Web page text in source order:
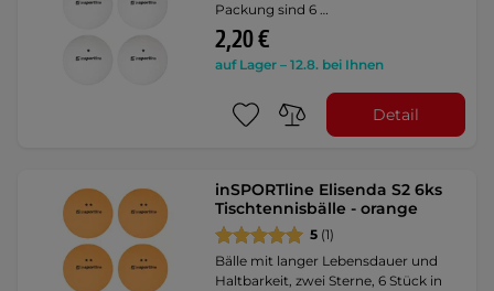
Packung sind 6 …
2,20 €
auf Lager – 12.8. bei Ihnen
Detail
inSPORTline Elisenda S2 6ks
Tischtennisbälle - orange
5 (1)
Bälle mit langer Lebensdauer und
Haltbarkeit, zwei Sterne, 6 Stück in